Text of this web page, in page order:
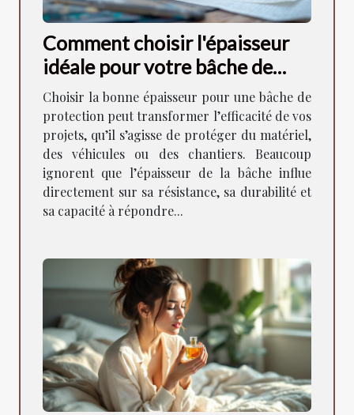
Comment choisir l'épaisseur
idéale pour votre bâche de
protection ?
Choisir la bonne épaisseur pour une bâche de
protection peut transformer l’efficacité de vos
projets, qu’il s’agisse de protéger du matériel,
des véhicules ou des chantiers. Beaucoup
ignorent que l’épaisseur de la bâche influe
directement sur sa résistance, sa durabilité et
sa capacité à répondre...